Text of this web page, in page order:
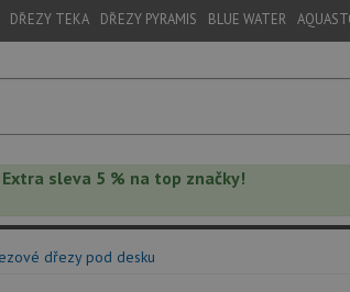
DŘEZY TEKA DŘEZY PYRAMIS BLUE WATER
Extra sleva 5 % na top značky!
dřezy pod desku